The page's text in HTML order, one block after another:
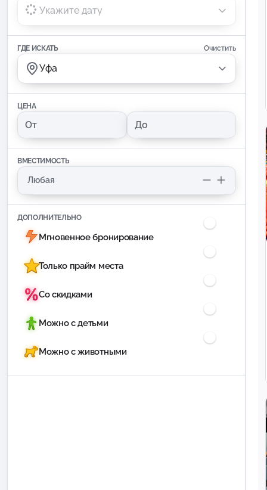
Укажите дату
ГДЕ ИСКАТЬ Очистить
Уфа
ЦЕНА
ВМЕСТИМОСТЬ
ДОПОЛНИТЕЛЬНО
Мгновенное бронирование
Только прайм места
Со скидками
Можно с детьми
Можно с животными